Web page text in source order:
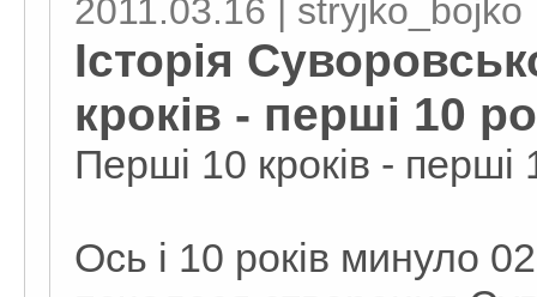
2011.03.16 | stryjko_bojko
Історія
кроків - перші 10
Перші 10 кроків - перші
Ось і 10 років минуло